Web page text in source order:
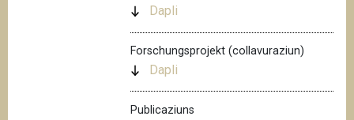
Dapli
Forschungsprojekt (collavuraziun)
Dapli
Publicaziuns